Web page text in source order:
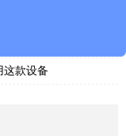
这款设备